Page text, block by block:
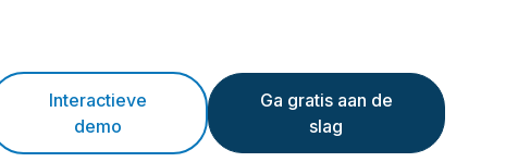
Interactieve
demo
Ga gratis aan de
slag